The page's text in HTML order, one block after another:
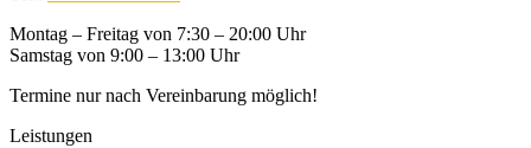
Montag – Freitag von 7:30 – 20:00 Uhr
Samstag von 9:00 – 13:00 Uhr
Termine nur nach Vereinbarung möglich!
Leistungen